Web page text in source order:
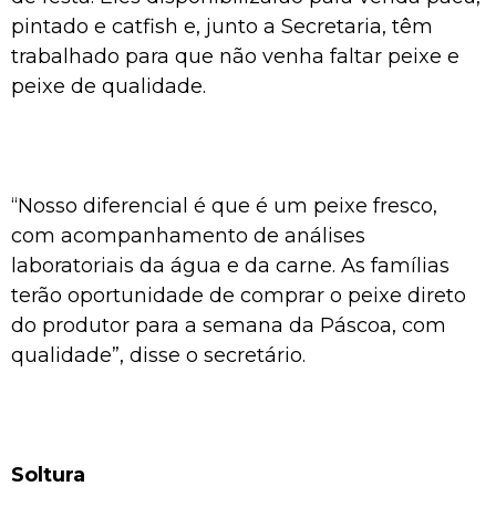
pintado e catfish e, junto a Secretaria, têm
trabalhado para que não venha faltar peixe e
peixe de qualidade.
“Nosso diferencial é que é um peixe fresco,
com acompanhamento de análises
laboratoriais da água e da carne. As famílias
terão oportunidade de comprar o peixe direto
do produtor para a semana da Páscoa, com
qualidade”, disse o secretário.
Soltura